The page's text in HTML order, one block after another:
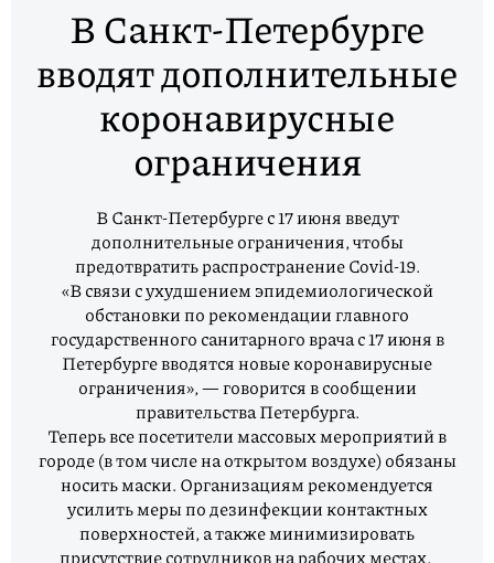
В Санкт-Петербурге
вводят дополнительные
коронавирусные
ограничения
В Санкт-Петербурге с 17 июня введут
дополнительные ограничения, чтобы
предотвратить распространение Covid-19.
«В связи с ухудшением эпидемиологической
обстановки по рекомендации главного
государственного санитарного врача с 17 июня в
Петербурге вводятся новые коронавирусные
ограничения», — говорится в сообщении
правительства Петербурга.
Теперь все посетители массовых мероприятий в
городе (в том числе на открытом воздухе) обязаны
носить маски. Организациям рекомендуется
усилить меры по дезинфекции контактных
поверхностей, а также минимизировать
присутствие сотрудников на рабочих местах.